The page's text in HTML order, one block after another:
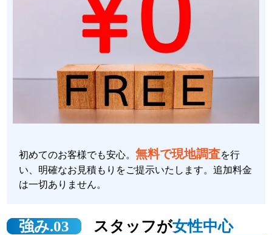
初めてのお客様でも安心。無料で現地調査を行
い、明確なお見積もりをご提示いたします。追加料金
は一切ありません。
強み.03 スタッフが女性中心